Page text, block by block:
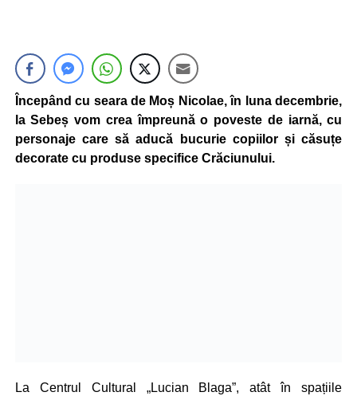
Începând cu seara de Moș Nicolae, în luna decembrie,
la Sebeș vom crea împreună o poveste de iarnă, cu
personaje care să aducă bucurie copiilor și căsuțe
decorate cu produse specifice Crăciunului.
La Centrul Cultural „Lucian Blaga”, atât în spațiile